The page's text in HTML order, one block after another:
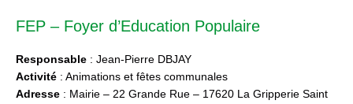
FEP – Foyer d’Education Populaire
Responsable : Jean-Pierre DBJAY
Activité : Animations et fêtes communales
Adresse : Mairie – 22 Grande Rue – 17620 La Gripperie Saint